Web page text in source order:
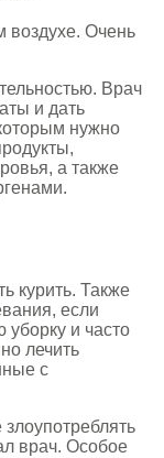
воздухе. Очень
Врач
и дать
нужно
а также
курить. Также
если
уборку и часто
лечить
с
врач. Особое